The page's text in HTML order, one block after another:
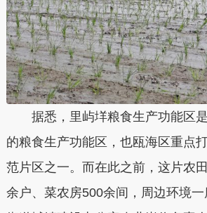
据悉，里屿垟粮食生产功能区是
的粮食生产功能区，也瓯海区重点
范片区之一。而在此之前，这片农
余户、菜农房500余间，周边环境